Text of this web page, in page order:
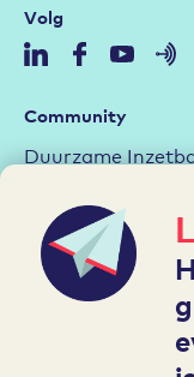
Volg
Community
Duurzame
Hybride werken
Leren en